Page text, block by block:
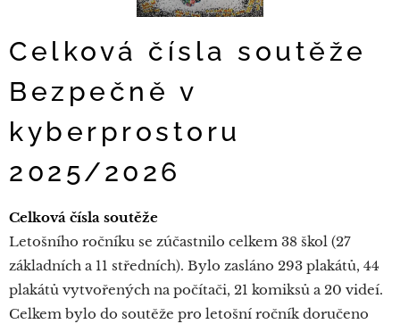
Celková čísla soutěže
Bezpečně v
kyberprostoru
2025/2026
Celková čísla soutěže
Letošního ročníku se zúčastnilo celkem 38 škol (27
základních a 11 středních). Bylo zasláno 293 plakátů, 44
plakátů vytvořených na počítači, 21 komiksů a 20 videí.
Celkem bylo do soutěže pro letošní ročník doručeno